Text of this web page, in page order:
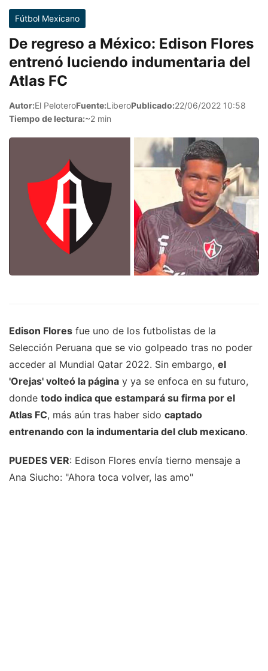
Fútbol Mexicano
De regreso a México: Edison Flores
entrenó luciendo indumentaria del
Atlas FC
Autor:El PeloteroFuente:LiberoPublicado:22/06/2022 10:58
Tiempo de lectura:~2 min
Edison Flores fue uno de los futbolistas de la
Selección Peruana que se vio golpeado tras no poder
acceder al Mundial Qatar 2022. Sin embargo, el
'Orejas' volteó la página y ya se enfoca en su futuro,
donde todo indica que estampará su firma por el
Atlas FC, más aún tras haber sido captado
entrenando con la indumentaria del club mexicano.
PUEDES VER: Edison Flores envía tierno mensaje a
Ana Siucho: "Ahora toca volver, las amo"